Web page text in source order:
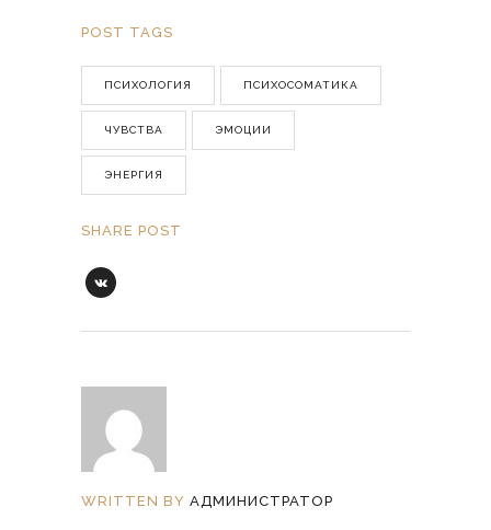
POST TAGS
ПСИХОЛОГИЯ ПСИХОСОМАТИКА
ЧУВСТВА ЭМОЦИИ
ЭНЕРГИЯ
SHARE POST
WRITTEN BY АДМИНИСТРАТОР